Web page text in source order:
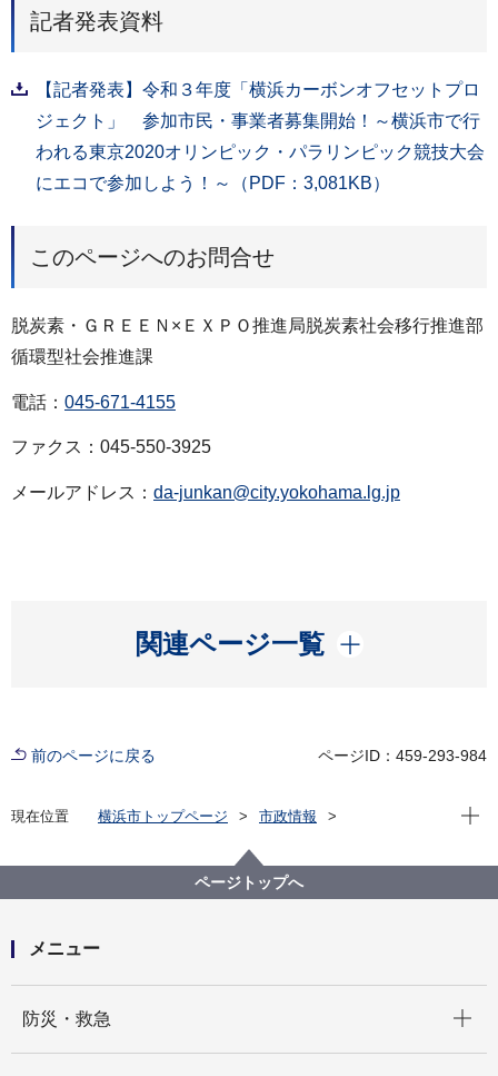
記者発表資料
【記者発表】令和３年度「横浜カーボンオフセットプロ
ジェクト」 参加市民・事業者募集開始！～横浜市で行
われる東京2020オリンピック・パラリンピック競技大会
にエコで参加しよう！～（PDF：3,081KB）
このページへのお問合せ
脱炭素・ＧＲＥＥＮ×ＥＸＰＯ推進局脱炭素社会移行推進部
循環型社会推進課
電話： 045-671-4155
ファクス：045-550-3925
メールアドレス： da-junkan@city.yokohama.lg.jp
関連ページ一覧
開く
前のページに戻る ページID：459-293-984
現在位置 横浜市トップページ
市政情報
脱炭素・GREEN×EXPO推進局
記者発表 2021年度
【記者発表】令和３年度「横浜カーボンオフセットプ
現在
ページトップへ
メニュー
防災・救急